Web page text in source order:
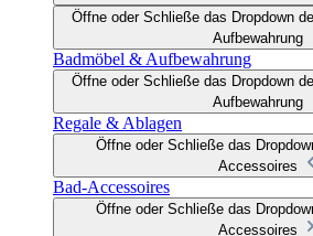
Öffne oder Schließe das Dropdown
Aufbewahrung
Badmöbel & Aufbewahrung
Öffne oder Schließe das Dropdown
Aufbewahrung
Regale & Ablagen
Öffne oder Schließe das
Accessoires
Bad-Accessoires
Öffne oder Schließe das
Accessoires